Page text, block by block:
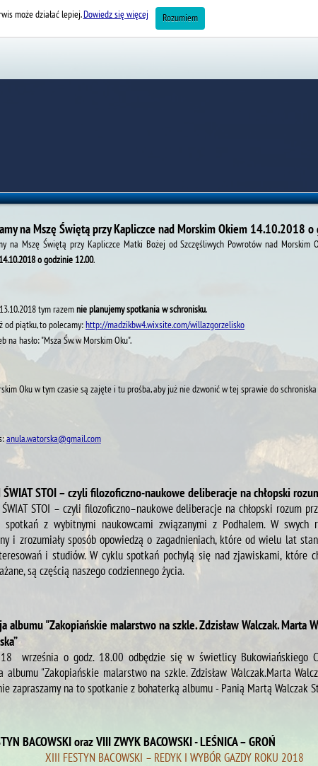
na Mszę Świętą przy Kapliczce nad Morskim Okiem 14.10.2018
na Mszę Świętą przy Kapliczce Matki Bożej od Szczęśliwych Powrotów nad Morskim
o godzinie 12.00.
tym razemnie planujemy spotkania w schronisku.
od piątku, to polecamy:http://madzikbw4.wixsite.com/willazgorzelisko
hasło: "Msza Św. w Morskim Oku".
Oku w tym czasie są zajęte i tu prośba, aby już nie dzwonić w tej sprawie do
anula.watorska@gmail.com
ŚWIAT STOI – czyli filozoficzno-naukowe deliberacje na chłopski
ŚWIAT STOI – czyli filozoficzno–naukowe deliberacje na chłopski rozum
spotkań z wybitnymi naukowcami związanymi z Podhalem. W swych
i zrozumiały sposób opowiedzą o zagadnieniach, które od wielu lat
i studiów. W cyklu spotkań pochylą się nad zjawiskami, które
są częścią naszego codziennego życia.
albumu "Zakopiańskie malarstwo na szkle. Zdzisław Walczak. Marta
września o godz. 18.00 odbędzie się w świetlicy Bukowiańskiego
albumu "Zakopiańskie malarstwo na szkle. Zdzisław Walczak.Marta
zapraszamy na to spotkanie z bohaterką albumu - Panią Martą Walczak
BACOWSKI oraz VIII ZWYK BACOWSKI - LEŚNICA – GROŃ
XIII FESTYN BACOWSKI – REDYK I WYBÓR GAZDY ROKU 2018
może działać lepiej.Dowiedz się więcej Rozumiem